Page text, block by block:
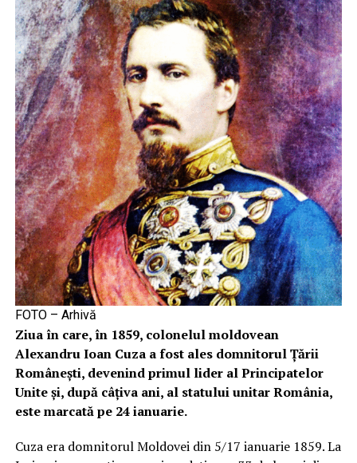
FOTO – Arhivă
Ziua în care, în 1859, colonelul moldovean
Alexandru Ioan Cuza a fost ales domnitorul Ţării
Româneşti, devenind primul lider al Principatelor
Unite şi, după câţiva ani, al statului unitar România,
este marcată pe 24 ianuarie.
Cuza era domnitorul Moldovei din 5/17 ianuarie 1859. La